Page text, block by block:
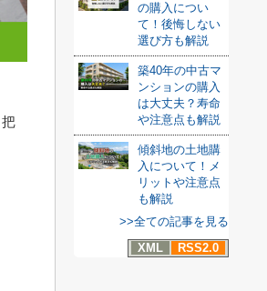
の購入につい
て！後悔しない
選び方も解説
築40年の中古マ
ンションの購入
は大丈夫？寿命
や注意点も解説
傾斜地の土地購
入について！メ
リットや注意点
も解説
>>全ての記事を見る
XML
RSS2.0